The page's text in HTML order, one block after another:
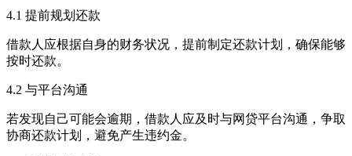
4.1 提前规划还款
借款人应根据自身的财务状况，提前制定还款计划，确保能够
按时还款。
4.2 与平台沟通
若发现自己可能会逾期，借款人应及时与网贷平台沟通，争取
协商还款计划，避免产生违约金。